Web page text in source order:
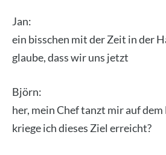
Jan:
ein biss­chen mit der Zeit in der
glau­be, dass wir uns jetzt
Björn:
her, mein Chef tanzt mir auf
krie­ge ich die­ses Ziel erreicht?